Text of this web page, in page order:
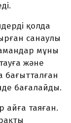
қолда
санаулы
мұны
және
бағытталған
бағалайды.
айға таяған.